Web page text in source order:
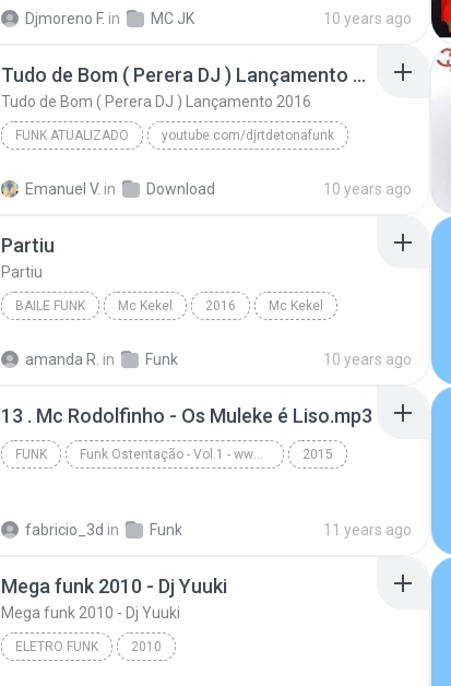
Djmoreno F. in MC JK 10 years ago
Tudo de Bom ( Perera DJ ) Lançamento 2016
Tudo de Bom ( Perera DJ ) Lançamento 2016
FUNK ATUALIZADO youtube.com/djrtdetonafunk
Emanuel V. in Download 10 years ago
Partiu
Partiu
BAILE FUNK Mc Kekel 2016 Mc Kekel
amanda R. in Funk 10 years ago
13 . Mc Rodolfinho - Os Muleke é Liso.mp3
FUNK Funk Ostentação - Vol.1 - www.musicasparabaixar.org 2015
fabricio_3d in Funk 11 years ago
Mega funk 2010 - Dj Yuuki
Mega funk 2010 - Dj Yuuki
ELETRO FUNK 2010